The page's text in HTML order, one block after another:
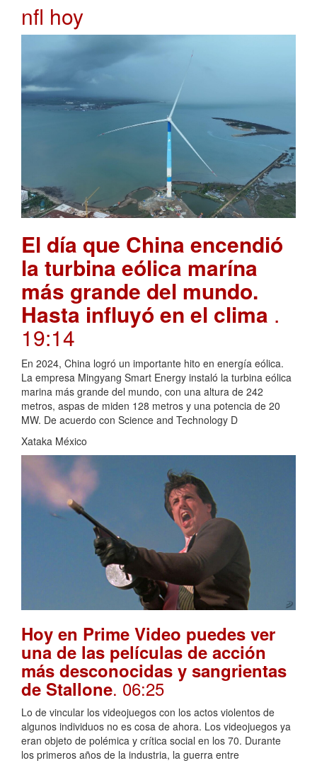
nfl hoy
El día que China encendió
la turbina eólica marína
más grande del mundo.
Hasta influyó en el clima .
19:14
En 2024, China logró un importante hito en energía eólica.
La empresa Mingyang Smart Energy instaló la turbina eólica
marina más grande del mundo, con una altura de 242
metros, aspas de miden 128 metros y una potencia de 20
MW. De acuerdo con Science and Technology D
Xataka México
Hoy en Prime Video puedes ver
una de las películas de acción
más desconocidas y sangrientas
de Stallone. 06:25
Lo de vincular los videojuegos con los actos violentos de
algunos individuos no es cosa de ahora. Los videojuegos ya
eran objeto de polémica y crítica social en los 70. Durante
los primeros años de la industria, la guerra entre